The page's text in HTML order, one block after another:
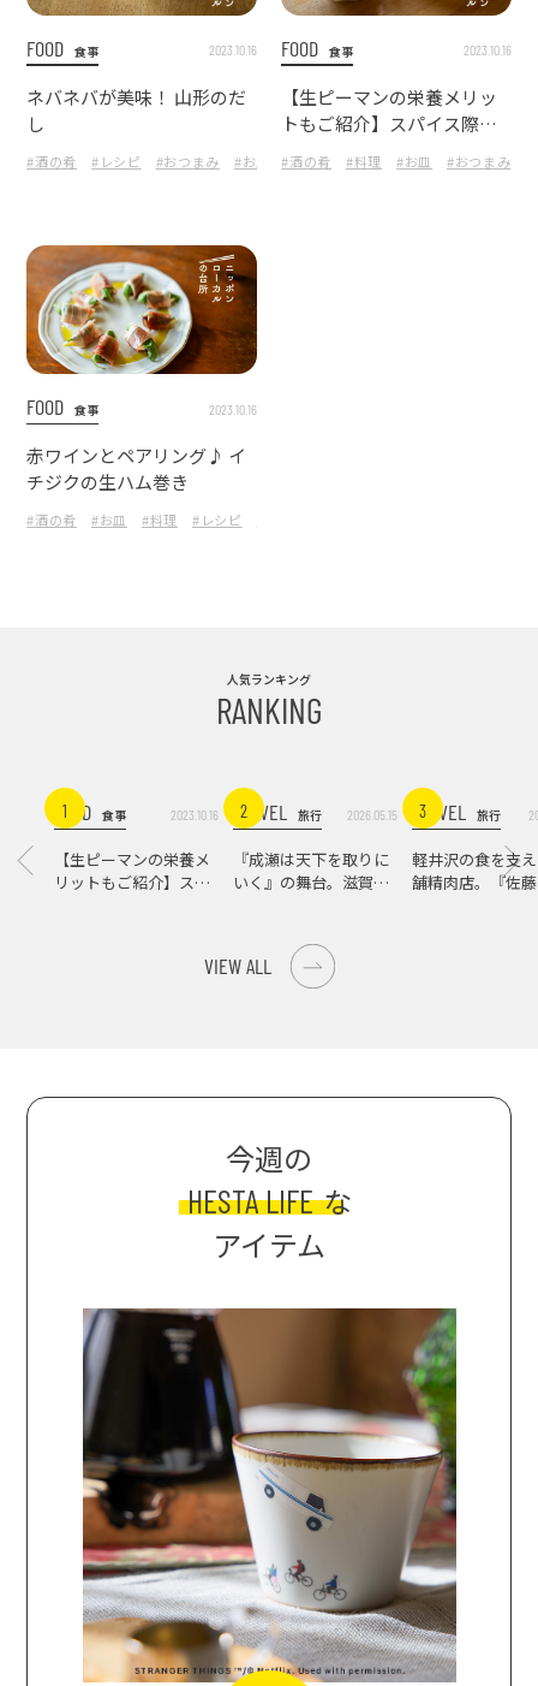
FOOD 食事 2023.10.16
ネバネバが美味！ 山形のだ
し
#酒の肴 #レシピ #おつまみ #お皿 #料理
FOOD 食事 2023.10.16
【生ピーマンの栄養メリッ
トもご紹介】スパイス際立
シピ！
#酒の肴 #料理 #お皿 #おつまみ
FOOD 食事 2023.10.16
赤ワインとペアリング♪ イ
チジクの生ハム巻き
#酒の肴 #お皿 #料理 #レシピ
人気ランキング
RANKING
1FOOD 食事 2023.10.16
【生ピーマンの栄養メ
リットもご紹介】スパ
2
TRAVEL 旅行 2026.05.15
『成瀬は天下を取りに
いく』の舞台。滋賀県
3
TRAVEL 旅行
軽井沢の食を支
舗精肉店。『佐
VIEW ALL
今週の
HESTA LIFE な
アイテム